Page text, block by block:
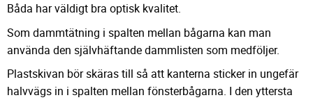
Båda har väldigt bra optisk kvalitet.
Som dammtätning i spalten mellan bågarna kan man
använda den självhäftande dammlisten som medföljer.
Plastskivan bör skäras till så att kanterna sticker in ungefär
halvvägs in i spalten mellan fönsterbågarna. I den yttersta